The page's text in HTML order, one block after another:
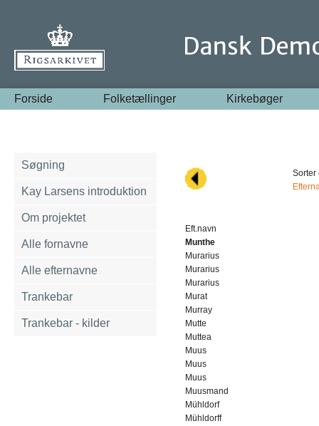
Forside Folketællinger Kirkebøger
Søgning
Kay Larsens introduktion
Om projektet
Alle fornavne
Alle efternavne
Trankebar
Trankebar - kilder
Sorter
Eft.navn
Munthe
Murarius
Murarius
Murarius
Murat
Murray
Mutte
Muttea
Muus
Muus
Muus
Muusmand
Mühldorf
Mühldorff